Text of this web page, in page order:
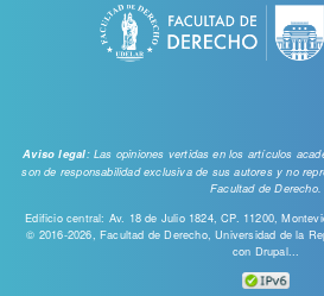
Aviso legal: Las opiniones vertidas en los artículos
son de responsabilidad exclusiva de sus autores y no
Facultad de Derecho.
Edificio central: Av. 18 de Julio 1824, CP. 11200,
© 2016-2026, Facultad de Derecho, Universidad de la
con Drupal...